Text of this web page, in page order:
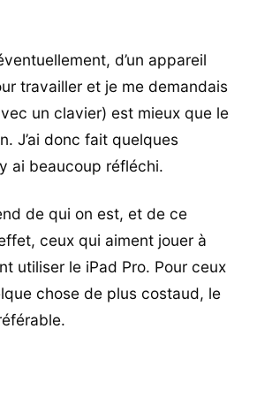
d’un appareil
travailler et je me demandais
un clavier) est mieux que le
J’ai donc fait quelques
ai beaucoup réfléchi.
de qui on est, et de ce
ceux qui aiment jouer à
utiliser le iPad Pro. Pour ceux
chose de plus costaud, le